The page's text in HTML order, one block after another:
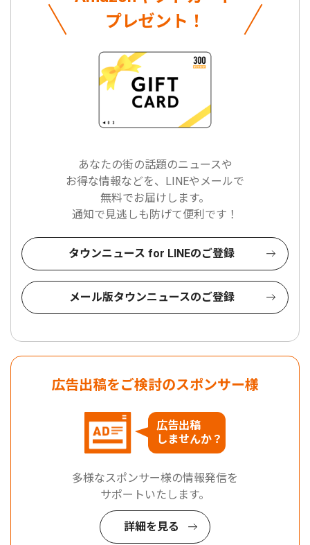
プレゼント！
あなたの街の話題のニュースや
お得な情報などを、LINEやメールで
無料でお届けします。
通知で見逃しも防げて便利です！
タウンニュース for LINEのご登録
メール版タウンニュースのご登録
広告出稿をご検討のスポンサー様
広告出稿
しませんか？
多様なスポンサー様の情報発信を
サポートいたします。
詳細を見る